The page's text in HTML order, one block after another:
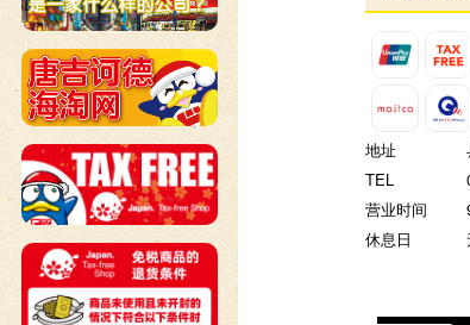
地址
TEL
营业时间
休息日